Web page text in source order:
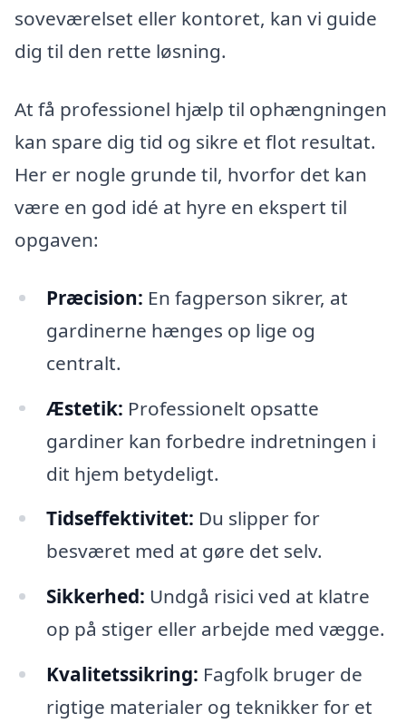
soveværelset eller kontoret, kan vi guide
dig til den rette løsning.
At få professionel hjælp til ophængningen
kan spare dig tid og sikre et flot resultat.
Her er nogle grunde til, hvorfor det kan
være en god idé at hyre en ekspert til
opgaven:
Præcision: En fagperson sikrer, at
gardinerne hænges op lige og
centralt.
Æstetik: Professionelt opsatte
gardiner kan forbedre indretningen i
dit hjem betydeligt.
Tidseffektivitet: Du slipper for
besværet med at gøre det selv.
Sikkerhed: Undgå risici ved at klatre
op på stiger eller arbejde med vægge.
Kvalitetssikring: Fagfolk bruger de
rigtige materialer og teknikker for et